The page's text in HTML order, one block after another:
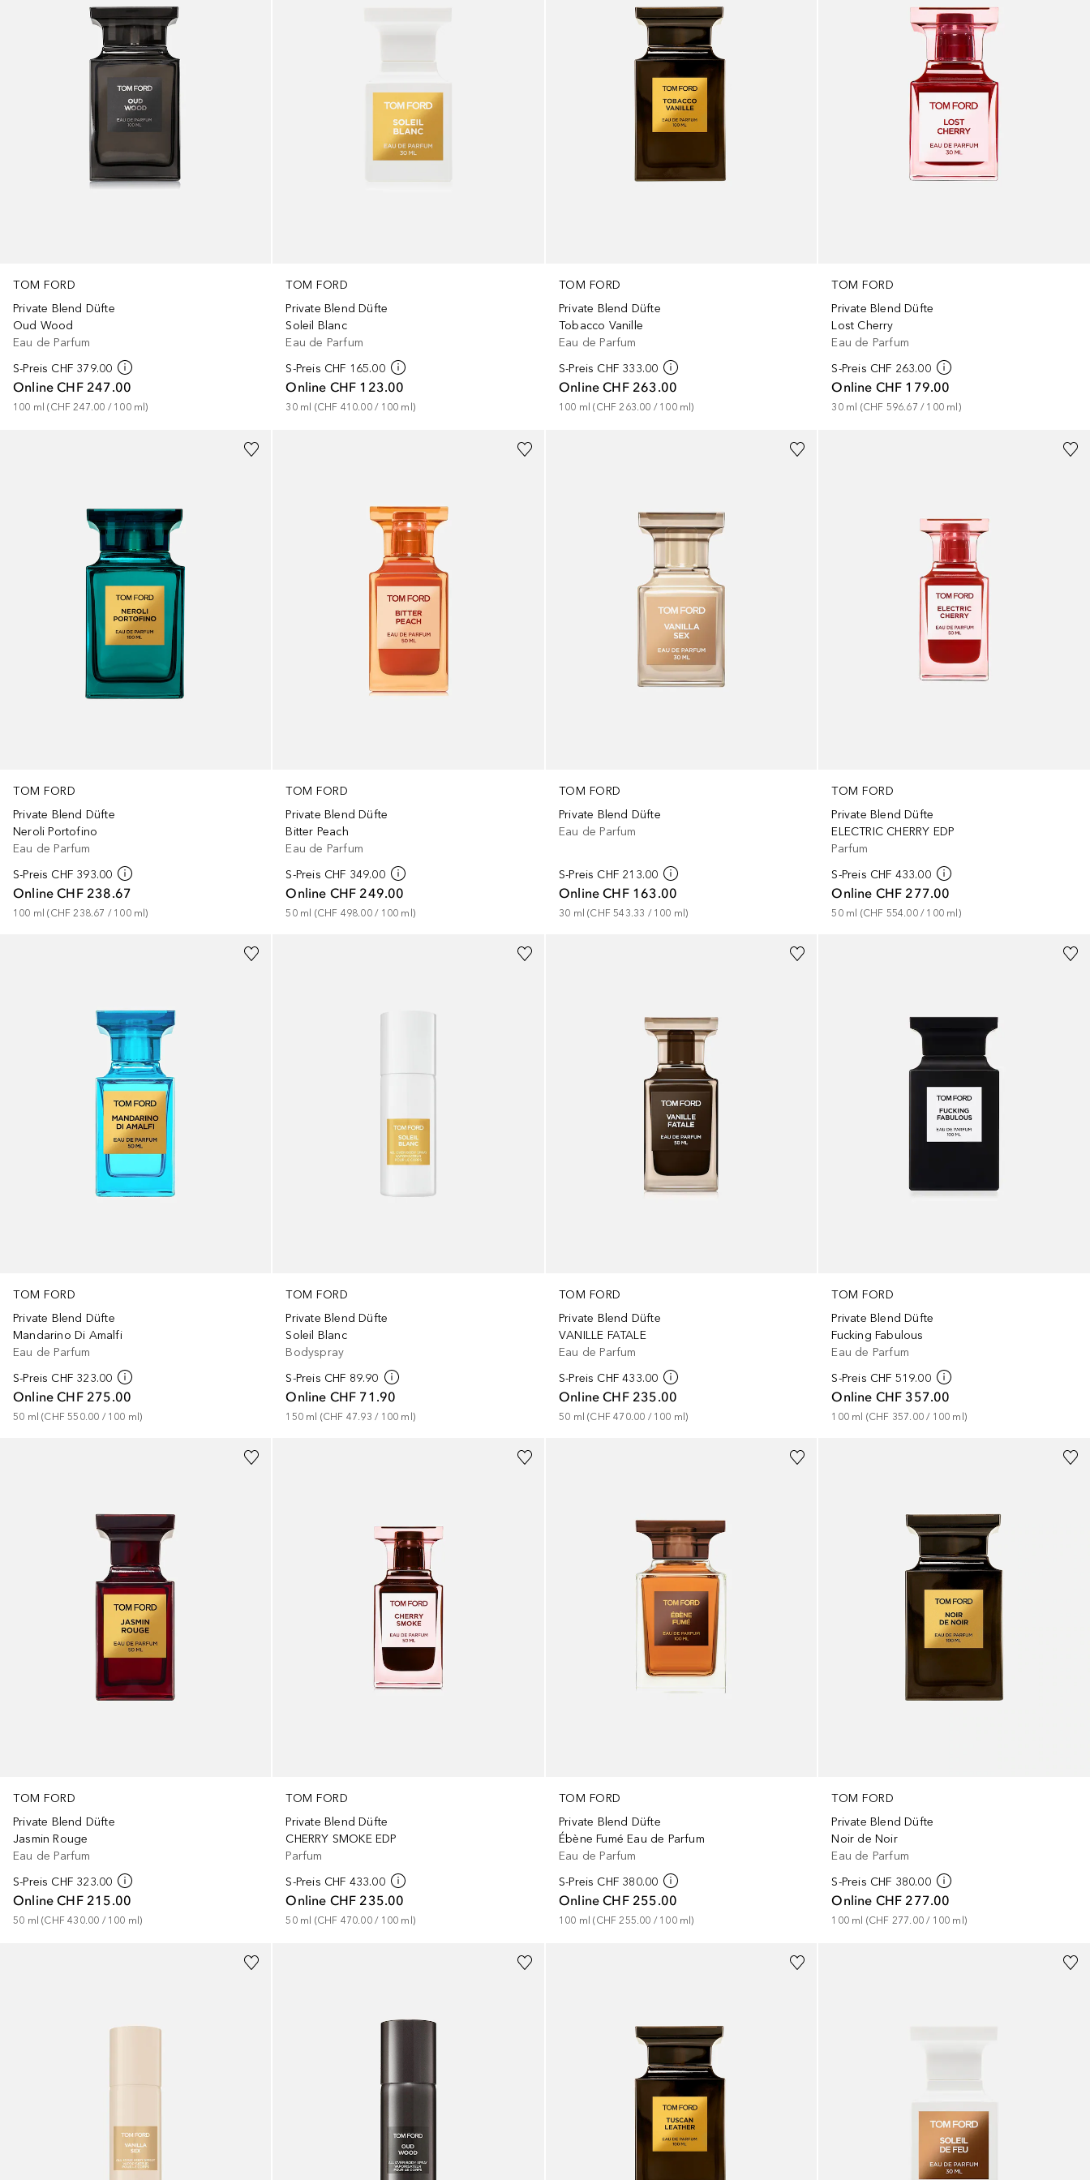
TOM FORD
Private Blend Düfte
Oud Wood
Eau de Parfum
S-Preis CHF 379.00
Online CHF 247.00
100 ml (CHF 247.00 / 100 ml)
TOM FORD
Private Blend Düfte
Soleil Blanc
Eau de Parfum
S-Preis CHF 165.00
Online CHF 123.00
30 ml (CHF 410.00 / 100 ml )
TOM FORD
Private Blend Düfte
Tobacco Vanille
Eau de Parfum
S-Preis CHF 333.00
Online CHF 263.00
100 ml (CHF 263.00 / 100 ml)
TOM FORD
Private Blend Düfte
Lost Cherry
Eau de Parfum
S-Preis CHF 263.00
Online CHF 179.00
30 ml (CHF 596.67 / 100 ml )
TOM FORD
Private Blend Düfte
Neroli Portofino
Eau de Parfum
S-Preis CHF 393.00
Online CHF 238.67
100 ml (CHF 238.67 / 100 ml)
TOM FORD
Private Blend Düfte
Bitter Peach
Eau de Parfum
S-Preis CHF 349.00
Online CHF 249.00
50 ml (CHF 498.00 / 100 ml)
TOM FORD
Private Blend Düfte
Eau de Parfum
S-Preis CHF 213.00
Online CHF 163.00
30 ml (CHF 543.33 / 100 ml)
TOM FORD
Private Blend Düfte
ELECTRIC CHERRY EDP
Parfum
S-Preis CHF 433.00
Online CHF 277.00
50 ml (CHF 554.00 / 100 ml)
TOM FORD
Private Blend Düfte
Mandarino Di Amalfi
Eau de Parfum
S-Preis CHF 323.00
Online CHF 275.00
50 ml (CHF 550.00 / 100 ml)
TOM FORD
Private Blend Düfte
Soleil Blanc
Bodyspray
S-Preis CHF 89.90
Online CHF 71.90
150 ml (CHF 47.93 / 100 ml)
TOM FORD
Private Blend Düfte
VANILLE FATALE
Eau de Parfum
S-Preis CHF 433.00
Online CHF 235.00
50 ml (CHF 470.00 / 100 ml)
TOM FORD
Private Blend Düfte
Fucking Fabulous
Eau de Parfum
S-Preis CHF 519.00
Online CHF 357.00
100 ml (CHF 357.00 / 100 ml)
TOM FORD
Private Blend Düfte
Jasmin Rouge
Eau de Parfum
S-Preis CHF 323.00
Online CHF 215.00
50 ml (CHF 430.00 / 100 ml)
TOM FORD
Private Blend Düfte
CHERRY SMOKE EDP
Parfum
S-Preis CHF 433.00
Online CHF 235.00
50 ml (CHF 470.00 / 100 ml )
TOM FORD
Private Blend Düfte
Ébène Fumé Eau de Parfum
Eau de Parfum
S-Preis CHF 380.00
Online CHF 255.00
100 ml (CHF 255.00 / 100 ml)
TOM FORD
Private Blend Düfte
Noir de Noir
Eau de Parfum
S-Preis CHF 380.00
Online CHF 277.00
100 ml (CHF 277.00 / 100 ml )